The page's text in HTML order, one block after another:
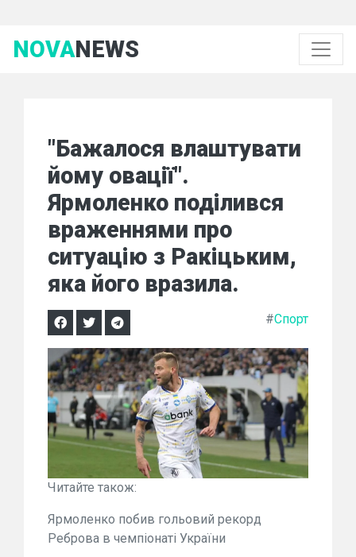
NOVANEWS
"Бажалося влаштувати
йому овації".
Ярмоленко поділився
враженнями про
ситуацію з Ракіцьким,
яка його вразила.
#Спорт
Читайте також:
Ярмоленко побив гольовий рекорд
Реброва в чемпіонаті України